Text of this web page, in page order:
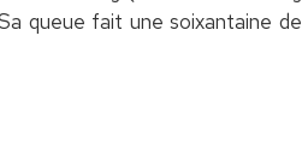
queue fait une soixantaine de